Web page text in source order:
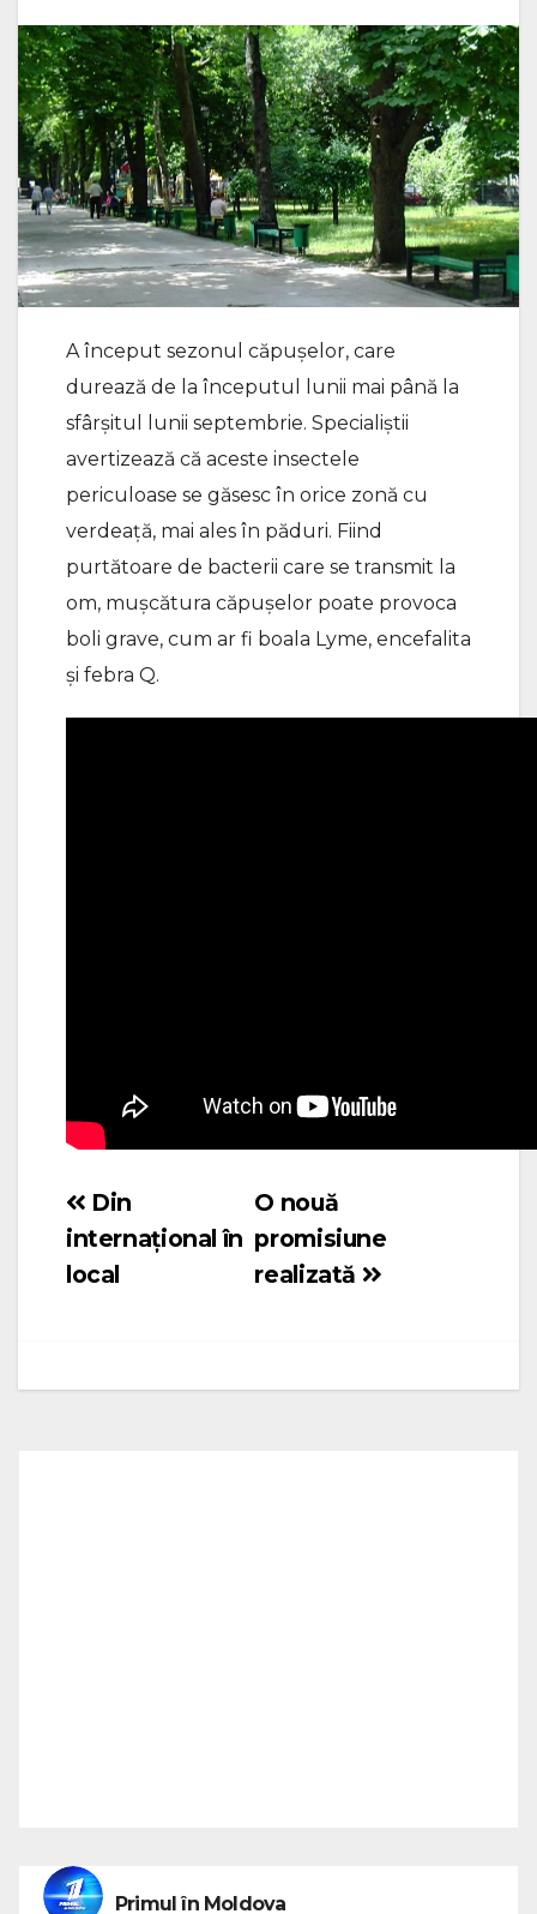
A început sezonul căpușelor, care
durează de la începutul lunii mai până la
sfârșitul lunii septembrie. Specialiștii
avertizează că aceste insectele
periculoase se găsesc în orice zonă cu
verdeață, mai ales în păduri. Fiind
purtătoare de bacterii care se transmit la
om, mușcătura căpușelor poate provoca
boli grave, cum ar fi boala Lyme, encefalita
și febra Q.
Navigare
în
O nouă
promisiune
realizată
Din
internațional în
local
Primul în Moldova